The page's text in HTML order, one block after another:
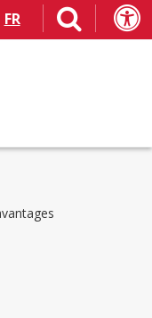
FR